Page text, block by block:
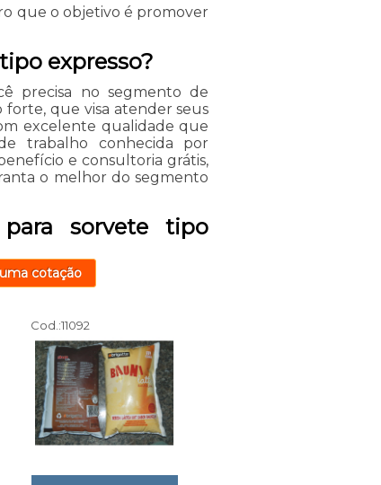
que o objetivo é promover
expresso?
precisa no segmento de
que visa atender seus
excelente qualidade que
trabalho conhecida por
e consultoria grátis,
o melhor do segmento
sorvete tipo
cotação
Cod.:11092